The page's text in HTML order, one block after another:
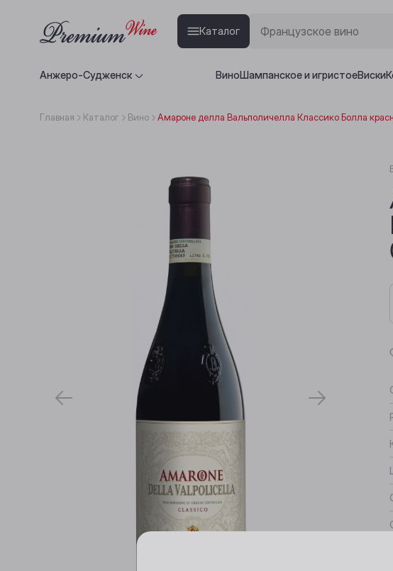
Каталог
Анжеро-Судженск ВиноШампанское и игристоеВиски
Главная Каталог Вино Амароне делла Вальполичелла Классико Болла